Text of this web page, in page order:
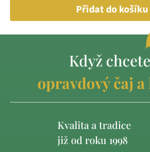
Přidat do košíku
Když chcete
opravdový čaj a
Kvalita a tradice
již od roku 1998